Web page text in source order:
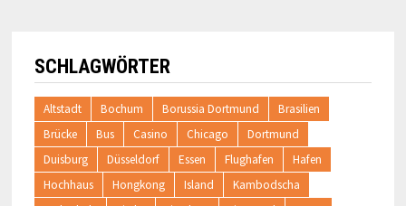
SCHLAGWÖRTER
Altstadt Bochum Borussia Dortmund
Brasilien
Brücke
Bus Casino Chicago
Dortmund
Duisburg
Düsseldorf Essen Flughafen
Hafen
Hochhaus
Hongkong Island
Kambodscha